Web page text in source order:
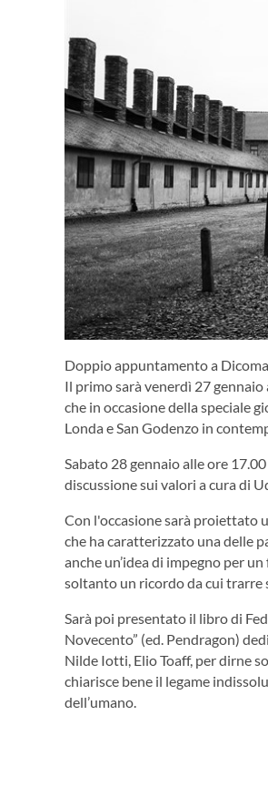
Doppio appuntamento a
Il primo sarà venerdì 27
che in occasione della speciale
Londa e San Godenzo in
Sabato 28 gennaio alle ore
discussione sui valori a cura di
Con l'occasione sarà proiettato
che ha caratterizzato una delle
anche un’idea di impegno per
soltanto un ricordo da cui trarre
Sarà poi presentato il libro di
Novecento” (ed. Pendragon)
Nilde Iotti, Elio Toaff, per dirne
chiarisce bene il legame
dell’umano.